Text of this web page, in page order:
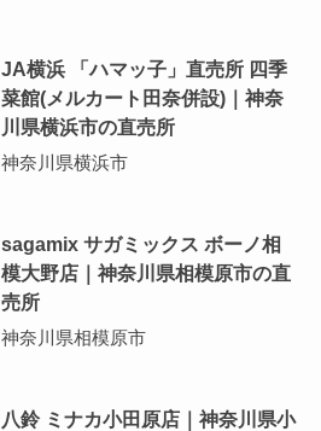
JA横浜 「ハマッ子」直売所 四季
菜館(メルカート田奈併設)｜神奈
川県横浜市の直売所
神奈川県横浜市
sagamix サガミックス ボーノ相
模大野店｜神奈川県相模原市の直
売所
神奈川県相模原市
八鈴 ミナカ小田原店｜神奈川県小